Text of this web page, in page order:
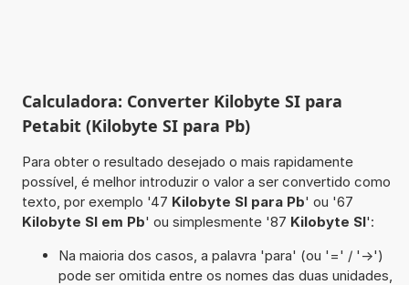
Calculadora: Converter Kilobyte SI para
Petabit (Kilobyte SI para Pb)
Para obter o resultado desejado o mais rapidamente
possível, é melhor introduzir o valor a ser convertido como
texto, por exemplo '47 Kilobyte SI para Pb' ou '67
Kilobyte SI em Pb' ou simplesmente '87 Kilobyte SI':
Na maioria dos casos, a palavra 'para' (ou '=' / '->')
pode ser omitida entre os nomes das duas unidades,